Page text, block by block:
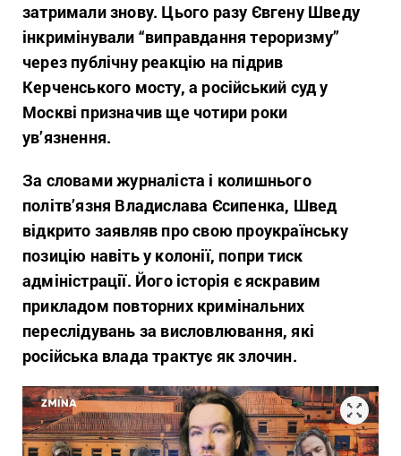
затримали знову. Цього разу Євгену Шведу
інкримінували “виправдання тероризму”
через публічну реакцію на підрив
Керченського мосту, а російський суд у
Москві призначив ще чотири роки
ув’язнення.
За словами журналіста і колишнього
політв’язня Владислава Єсипенка, Швед
відкрито заявляв про свою проукраїнську
позицію навіть у колонії, попри тиск
адміністрації. Його історія є яскравим
прикладом повторних кримінальних
переслідувань за висловлювання, які
російська влада трактує як злочин.